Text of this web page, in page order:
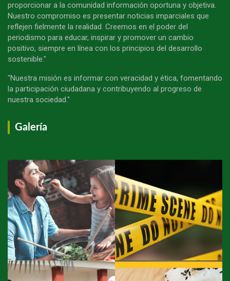
proporcionar a la comunidad información oportuna y objetiva.
Nuestro compromiso es presentar noticias imparciales que
reflejen fielmente la realidad. Creemos en el poder del
periodismo para educar, inspirar y promover un cambio
positivo, siempre en línea con los principios del desarrollo
sostenible."
"Nuestra misión es informar con veracidad y ética, fomentando
la participación ciudadana y contribuyendo al progreso de
nuestra sociedad."
Galería